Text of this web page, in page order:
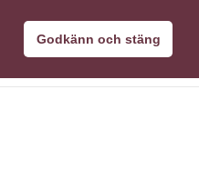
Kontakta oss
Godkänn och stäng